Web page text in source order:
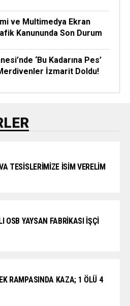
ve Multimedya Ekran
Kanununda Son Durum
‘Bu Kadarına Pes’
İzmarit Doldu!
TESİSLERİMİZE İSİM VERELİM
OSB YAYSAN FABRİKASI İŞÇİ
RAMPASINDA KAZA; 1 ÖLÜ 4